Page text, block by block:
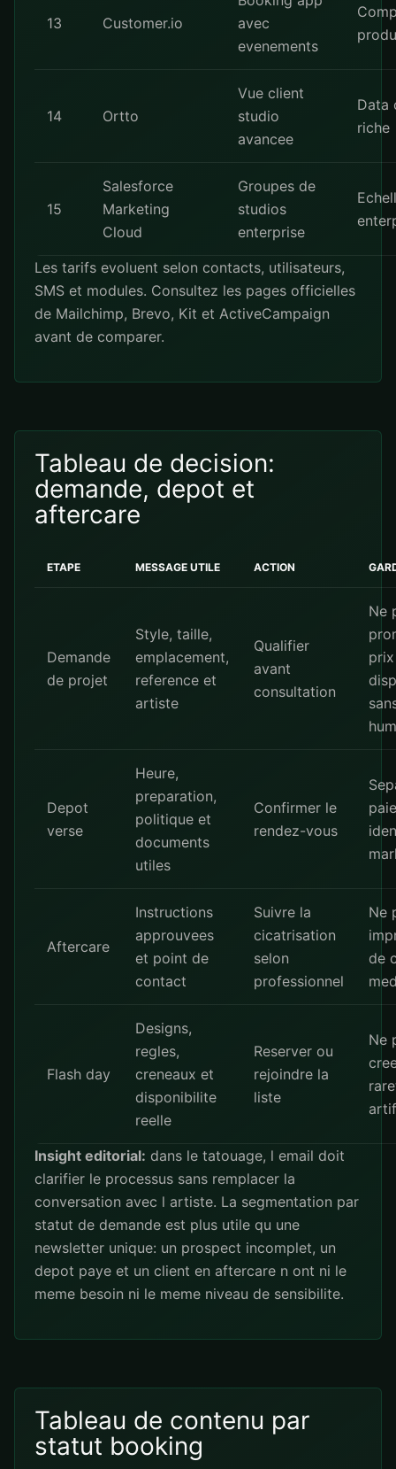
13 Customer.io
avec
evenements
14 Ortto
Vue client
studio
avancee
Data
riche
15
Salesforce
Marketing
Cloud
Groupes de
studios
enterprise
Les tarifs evoluent selon contacts, utilisateurs,
SMS et modules. Consultez les pages officielles
de Mailchimp, Brevo, Kit et ActiveCampaign
avant de comparer.
Tableau de decision:
demande, depot et
aftercare
ETAPE MESSAGE UTILE ACTION
Demande
de projet
Style, taille,
emplacement,
reference et
artiste
Qualifier
avant
consultation
Ne
Depot
verse
Heure,
preparation,
politique et
documents
utiles
Confirmer le
rendez-vous
Aftercare
Instructions
approuvees
et point de
contact
Suivre la
cicatrisation
selon
professionnel
Ne
de
Flash day
Designs,
regles,
creneaux et
disponibilite
reelle
Reserver ou
rejoindre la
liste
Ne
Insight editorial: dans le tatouage, l email doit
clarifier le processus sans remplacer la
conversation avec l artiste. La segmentation par
statut de demande est plus utile qu une
newsletter unique: un prospect incomplet, un
depot paye et un client en aftercare n ont ni le
meme besoin ni le meme niveau de sensibilite.
Tableau de contenu par
statut booking